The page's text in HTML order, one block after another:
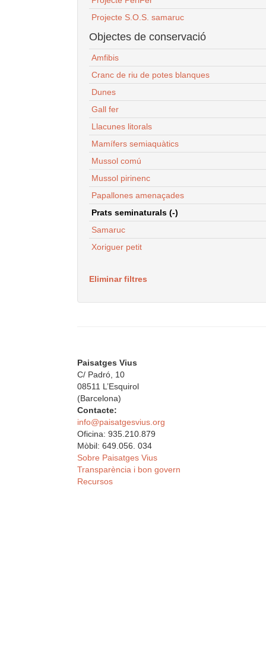
Projecte S.O.S. samaruc
Objectes de conservació
Amfibis
Cranc de riu de potes blanques
Dunes
Gall fer
Llacunes litorals
Mamífers semiaquàtics
Mussol comú
Mussol pirinenc
Papallones amenaçades
Prats seminaturals (-)
Samaruc
Xoriguer petit
Eliminar filtres
Paisatges Vius
C/ Padró, 10
08511 L’Esquirol
(Barcelona)
Contacte:
info@paisatgesvius.org
Oficina: 935.210.879
Mòbil: 649.056. 034
Sobre Paisatges Vius
Transparència i bon govern
Recursos